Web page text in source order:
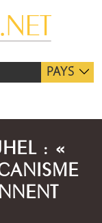
PAYS
: «